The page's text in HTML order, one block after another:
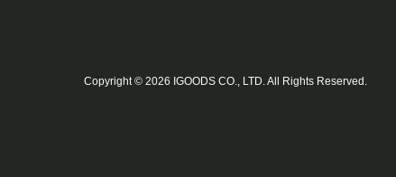
Copyright © 2026 IGOODS CO., LTD. All Rights Reserved.